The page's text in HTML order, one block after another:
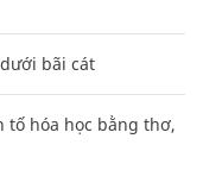
bãi cát
tố hóa học bằng thơ,